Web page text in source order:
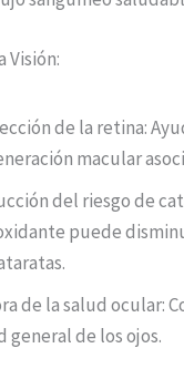
Visión:
de la retina:
macular
del riesgo de
puede
de la salud ocular:
general de los ojos.